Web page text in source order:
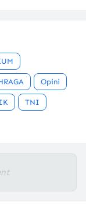
Opini
TNI